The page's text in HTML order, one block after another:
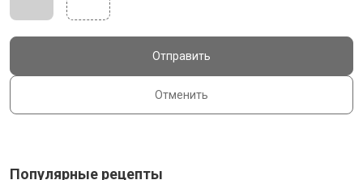
Отменить
Отправить
Популярные рецепты